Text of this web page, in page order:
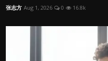
张志方 Aug 1, 2026 0 16.8k